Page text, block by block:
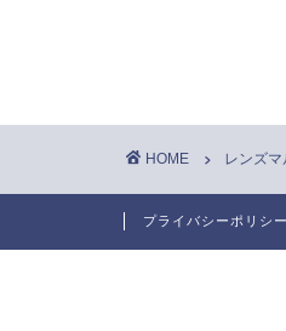
HOME レンズ
プライバシーポリシー